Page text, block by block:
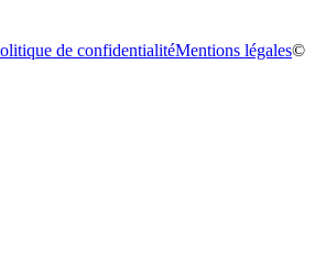
de confidentialitéMentions légales©